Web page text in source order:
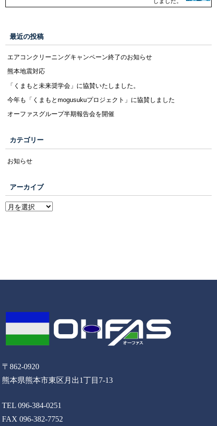
最近の投稿
エアコンクリーニングキャンペーン終了のお知らせ
熊本地震対応
「くまもと未来奨学会」に協賛いたしました。
今年も「くまもとmogusukuプロジェクト」に協賛しました
オーファスグループ半期報告会を開催
カテゴリー
お知らせ
アーカイブ
〒862-0920
熊本県熊本市東区月出1丁目7-13
TEL 096-384-0251
FAX 096-382-7752